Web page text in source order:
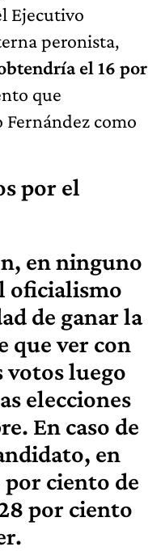
Ejecutivo
peronista,
el 16 por
que
como
por el
en ninguno
oficialismo
de ganar la
que ver con
votos luego
elecciones
En caso de
en
ciento de
por ciento